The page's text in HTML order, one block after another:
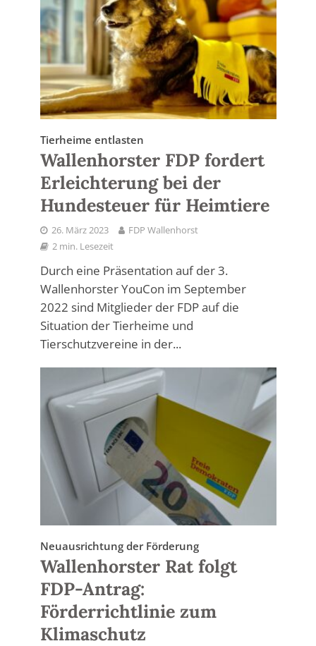
Tierheime entlasten
Wallenhorster FDP fordert
Erleichterung bei der
Hundesteuer für Heimtiere
26. März 2023
FDP Wallenhorst
2 min. Lesezeit
Durch eine Präsentation auf der 3.
Wallenhorster YouCon im September
2022 sind Mitglieder der FDP auf die
Situation der Tierheime und
Tierschutzvereine in der...
Neuausrichtung der Förderung
Wallenhorster Rat folgt
FDP-Antrag:
Förderrichtlinie zum
Klimaschutz